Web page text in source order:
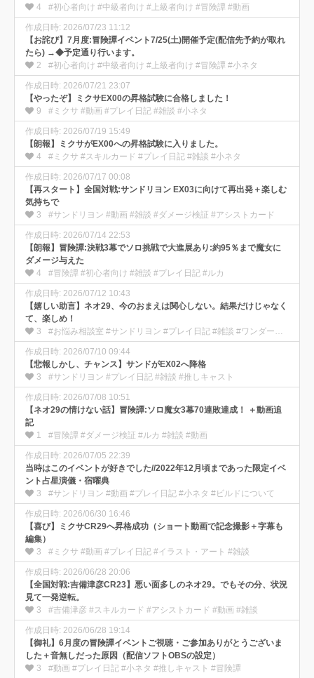
4
#初心者向け #中級者向け #上級者向け #冒険譚 #動画
作成日時: 2026/07/23 11:12
【お詫び】7月度:冒険譚イベント7/25(土)開催予定(配信先予約が取れ
たら) →◆予定通り行います。
2
#初心者向け #中級者向け #上級者向け #冒険譚 #小ネタ
作成日時: 2026/07/21 23:07
【やったぞ】ミクサEX00の昇格試験に合格しました！
9
#ミクサ #動画 #プレイ日記 #雑談 #小ネタ
作成日時: 2026/07/19 15:49
【朗報】ミクサがEX00への昇格試験に入りました。
4
#ミクサ #スキルカード #プレイ日記 #雑談 #小ネタ
作成日時: 2026/07/17 00:08
【再スタート】全国対戦:サンドリヨン EX03に向けて再出発＋楽しむ
気持ちで
3
#サンドリヨン #動画 #雑談 #ダメージ検証 #アシストカード
作成日時: 2026/07/14 22:53
【朗報】冒険譚:決戦3幕でソロ挑戦で大進展あり:約95％まで魔女に
ダメージ与えた
4
#冒険譚 #初心者向け #雑談 #プレイ日記 #ルカ
作成日時: 2026/07/12 10:43
【嬉しい助言】ネオ29、今のおまえは関心しない。結果だけじゃなく
て、楽しめ！
3
#お悩み相談室 #サンドリヨン #プレイ日記 #雑談 #ワンダー部の使い方
作成日時: 2026/07/10 09:44
【悲報しかし、チャンス】サンドがEX02へ降格
3
#サンドリヨン #プレイ日記 #雑談 #推しキャスト
作成日時: 2026/07/08 10:51
【ネオ29の情けない話】冒険譚:ソロ魔女3幕70連敗達成！ ＋動画追
記
1
#冒険譚 #ダメージ検証 #ルカ #雑談 #動画
作成日時: 2026/07/05 22:39
当時はこのイベントが好きでした//2022年12月頃まであった限定イベ
ント占星演儀・宿曜典
3
#サンドリヨン #動画 #プレイ日記 #小ネタ #ビルドについて
作成日時: 2026/06/30 16:46
【喜び】ミクサCR29へ昇格成功（ショート動画で記念撮影＋字幕も
編集）
3
#ミクサ #動画 #プレイ日記 #イラスト・アート #雑談
作成日時: 2026/06/28 20:06
【全国対戦:吉備津彦CR23】悪い面多しのネオ29。でもその分、状況
見て一発逆転。
3
#吉備津彦 #スキルカード #アシストカード #動画 #雑談
作成日時: 2026/06/28 19:14
【御礼】6月度の冒険譚イベントご視聴・ご参加ありがとうございま
した＋音無しだった原因（配信ソフトOBSの設定）
3
#動画 #プレイ日記 #小ネタ #推しキャスト #冒険譚